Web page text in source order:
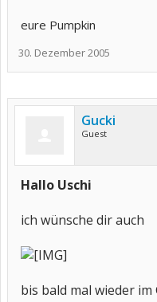
eure Pumpkin
30. Dezember 2005
Gucki
Guest
Hallo Uschi
ich wünsche dir auch
bis bald mal wieder im